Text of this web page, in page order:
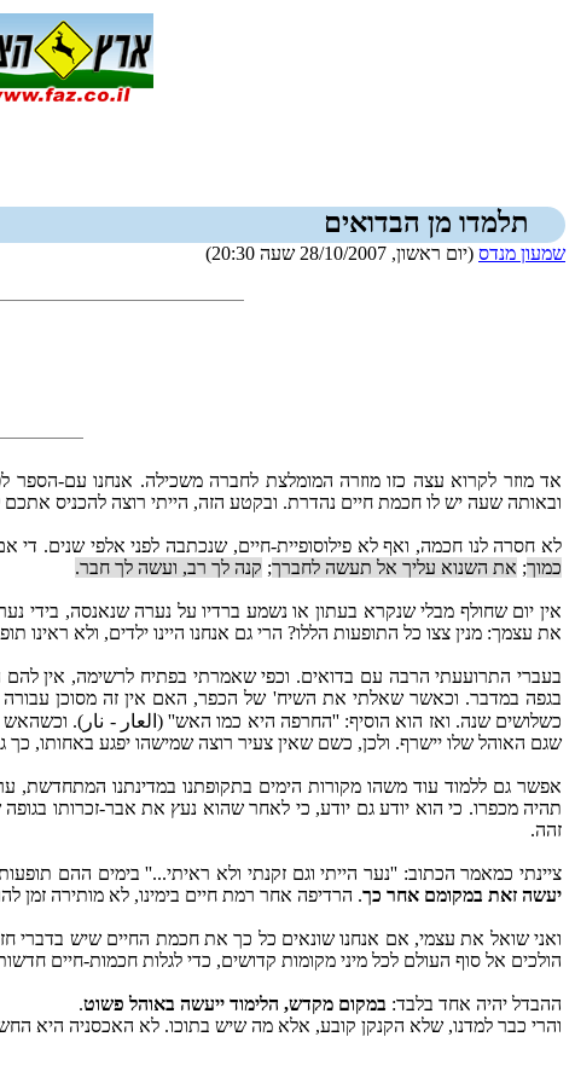
תלמדו מן הבדואים
שמעון מנדס (יום ראשון, 28/10/2007 שעה 20:30)
אד מוזר לקרוא עצה כזו מוזרה המומלצת לחברה משכילה. אנחנו עם-
ובאותה שעה יש לו חכמת חיים נהדרת. ובקטע הזה, הייתי רוצה להכניס אתכם
לא חסרה לנו חכמה, ואף לא פילוסופיית-חיים, שנכתבה לפני אלפי שנים.
כמוך; את השנוא עליך אל תעשה לחברך; קנה לך רב, ועשה לך חבר.
אין יום שחולף מבלי שנקרא בעתון או נשמע ברדיו על נערה שנאנסה, בידי
את עצמך: מנין צצו כל התופעות הללו? הרי גם אנחנו היינו ילדים, ולא ראינו
בעברי התרועעתי הרבה עם בדואים. וכפי שאמרתי בפתיח לרשימה, אין
בגפה במדבר. וכאשר שאלתי את השיח' של הכפר, האם אין זה מסוכן
כשלושים שנה. ואז הוא הוסיף: ''החרפה היא כמו האש'' (العار - نار).
שגם האוהל שלו יישרף. ולכן, כשם שאין צעיר רוצה שמישהו יפגע באחותו,
אפשר גם ללמוד עוד משהו מקורות הימים בתקופתנו במדינתנו המתחדשת,
תהיה מכפרו. כי הוא יודע גם יודע, כי לאחר שהוא נעץ את אבר-זכרותו
זהה.
ציינתי כמאמר הכתוב: ''נער הייתי וגם זקנתי ולא ראיתי...'' בימים ההם
יעשה זאת במקומם אחר כך. הרדיפה אחר רמת חיים בימינו, לא מותירה זמן
ואני שואל את עצמי, אם אנחנו שונאים כל כך את חכמת החיים שיש בדברי
הולכים אל סוף העולם לכל מיני מקומות קדושים, כדי לגלות חכמות-חיים
ההבדל יהיה אחד בלבד: במקום מקדש, הלימוד ייעשה באוהל פשוט.
והרי כבר למדנו, שלא הקנקן קובע, אלא מה שיש בתוכו. לא האכסניה היא